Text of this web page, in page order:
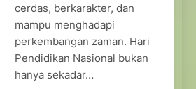
cerdas, berkarakter, dan
mampu menghadapi
perkembangan zaman. Hari
Pendidikan Nasional bukan
hanya sekadar…